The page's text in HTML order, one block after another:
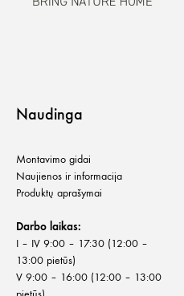
Naudinga
Montavimo gidai
Naujienos ir informacija
Produktų aprašymai
Darbo laikas:
I – IV 9:00 – 17:30 (12:00 –
13:00 pietūs)
V 9:00 – 16:00 (12:00 – 13:00